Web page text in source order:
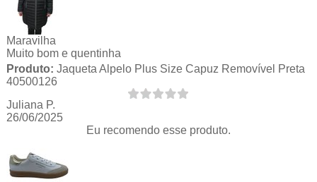
Maravilha
Muito bom e quentinha
Produto: Jaqueta Alpelo Plus Size Capuz Removível Preta
40500126
Juliana P.
26/06/2025
Eu recomendo esse produto.